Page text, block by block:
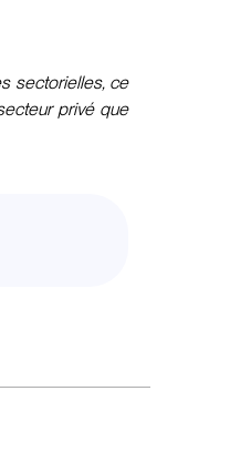
sectorielles, ce
privé que